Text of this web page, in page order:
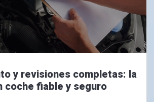
y revisiones completas: la
coche fiable y seguro